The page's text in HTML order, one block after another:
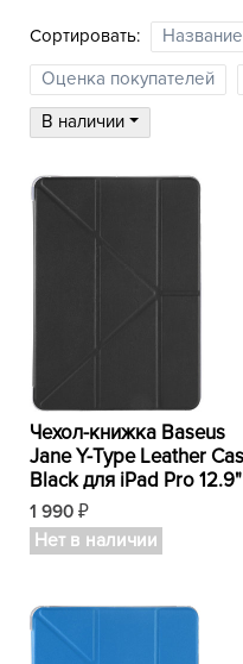
Сортировать: Название
Оценка покупателей
В наличии
Чехол-книжка Baseus
Jane Y-Type Leather
Black для iPad Pro 12.9"
1 990 ₽
Нет в наличии